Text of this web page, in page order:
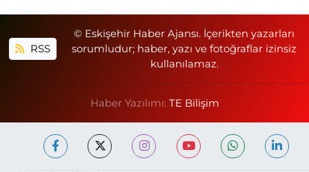
RSS
© Eskişehir Haber Ajansı. İçerikten yazarları
sorumludur; haber, yazı ve fotoğraflar izinsiz
kullanılamaz.
Haber Yazılımı: TE Bilişim